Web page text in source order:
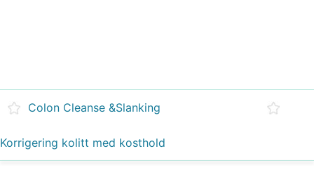
Colon Cleanse &Slanking
Korrigering kolitt med kosthold